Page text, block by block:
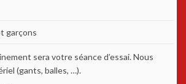
garçons
sera votre séance d’essai. Nous
(gants, balles, …).